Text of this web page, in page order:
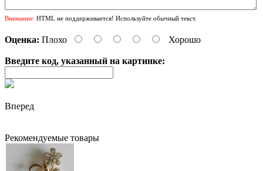
Внимание: HTML не поддерживается! Используйте обычный текст.
Оценка: Плохо Хорошо
Введите код, указанный на картинке:
Вперед
Рекомендуемые товары